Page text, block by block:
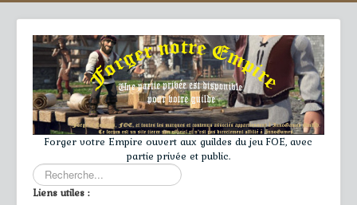
Forger votre Empire ouvert aux guildes du jeu FOE, avec
partie privée et public.
Rechercher
Liens utiles :